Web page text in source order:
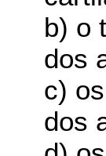
b) o
dos
c)
dos